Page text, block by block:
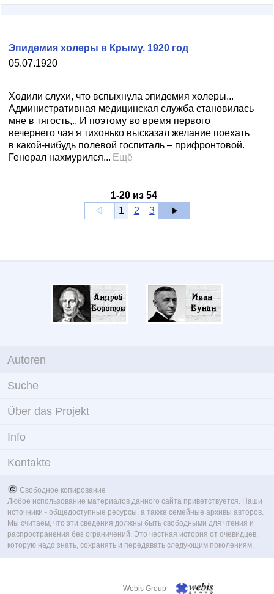
05.07.1920
Эпидемия холеры в Крыму. 1920 год
Ходили слухи, что вспыхнула эпидемия холеры...
Административная медицинская служба становилась
мне в тягость,.. И поэтому во время первого
вечернего чая я тихонько высказал желание поехать
в какой-нибудь полевой госпиталь – прифронтовой.
Генерал нахмурился... Ещё
1-20 из 54
1
2 3
Autoren
Suche
Über das Projekt
Info
Kontakte
Свободное копирование
Любое использование материалов данного сайта приветствуется. Наши
источники - общедоступные ресурсы, а также семейные архивы авторов.
Мы считаем, что эти сведения должны быть свободными для чтения и
распространения без ограничений. Это честная история от очевидцев,
которую надо знать, сохранять и передавать следующим поколениям.
Webis Group